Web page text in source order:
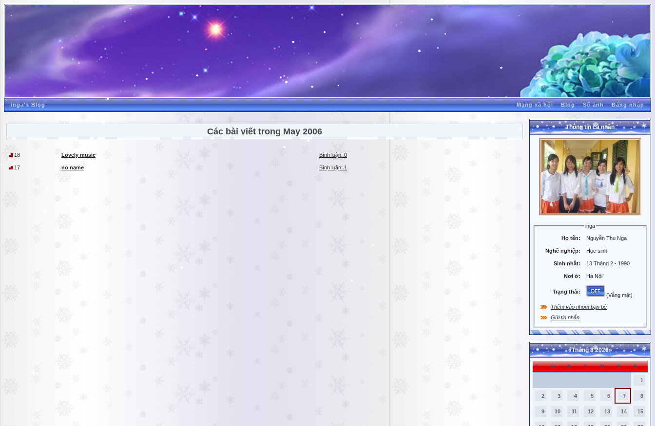
inga's Blog Mạng xã hội Blog Sổ ảnh Đăng nhập
Các bài viết trong May 2006
18 Lovely music Bình luận: 0
17 no name Bình luận: 1
Thông tin cá nhân
inga
Họ tên: Nguyễn Thu Nga
Nghề nghiệp: Học sinh
Sinh nhật: 13 Tháng 2 - 1990
Nơi ở: Hà Nội
Trạng thái:
(Vắng mặt)
Thêm vào nhóm bạn bè
Gửi tin nhắn
«Tháng 8 2026»
C H B T N S B
1
2 3 4 5 6 7 8
9 10 11 12 13 14 15